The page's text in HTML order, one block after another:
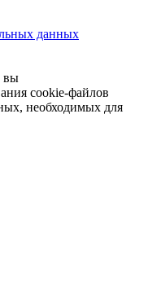
данных
вы
cookie-файлов
необходимых для